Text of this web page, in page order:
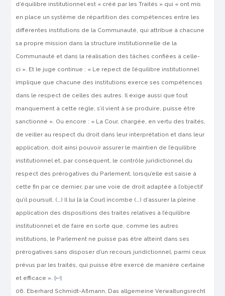
d’équilibre institutionnel est « créé par les Traités » qui « ont mis
en place un système de répartition des compétences entre les
différentes institutions de la Communauté, qui attribue à chacune
sa propre mission dans la structure institutionnelle de la
Communauté et dans la réalisation des tâches confiées à celle-
ci ». Et le juge continue : « Le repect de l’équilibre institutionnel
implique que chacune des institutions exerce ses compétences
dans le respect de celles des autres. Il exige aussi que tout
manquement à cette règle, s’il vient à se produire, puisse être
sanctionné ». Ou encore : « La Cour, chargée, en vertu des traités,
de veiller au respect du droit dans leur interprétation et dans leur
application, doit ainsi pouvoir assurer le maintien de l’équilibre
institutionnel et, par conséquent, le contrôle juridictionnel du
respect des prérogatives du Parlement, lorsqu’elle est saisie à
cette fin par ce dernier, par une voie de droit adaptée à l’objectif
qu’il poursuit. (…) Il lui [à la Cour] incombe (…) d’assurer la pleine
application des dispositions des traités relatives à l’équilibre
institutionnel et de faire en sorte que, comme les autres
institutions, le Parlement ne puisse pas être atteint dans ses
prérogatives sans disposer d’un recours juridictionnel, parmi ceux
prévus par les traités, qui puisse être exercé de manière certaine
et efficace ». [↩]
Eberhard Schmidt-Aßmann, Das allgemeine Verwaltungsrecht